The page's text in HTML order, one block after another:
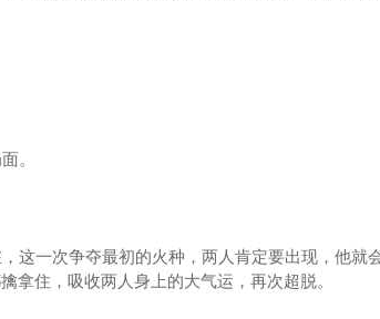
。
这一次争夺最初的火种，两人肯定要出现，他就
拿住，吸收两人身上的大气运，再次超脱。